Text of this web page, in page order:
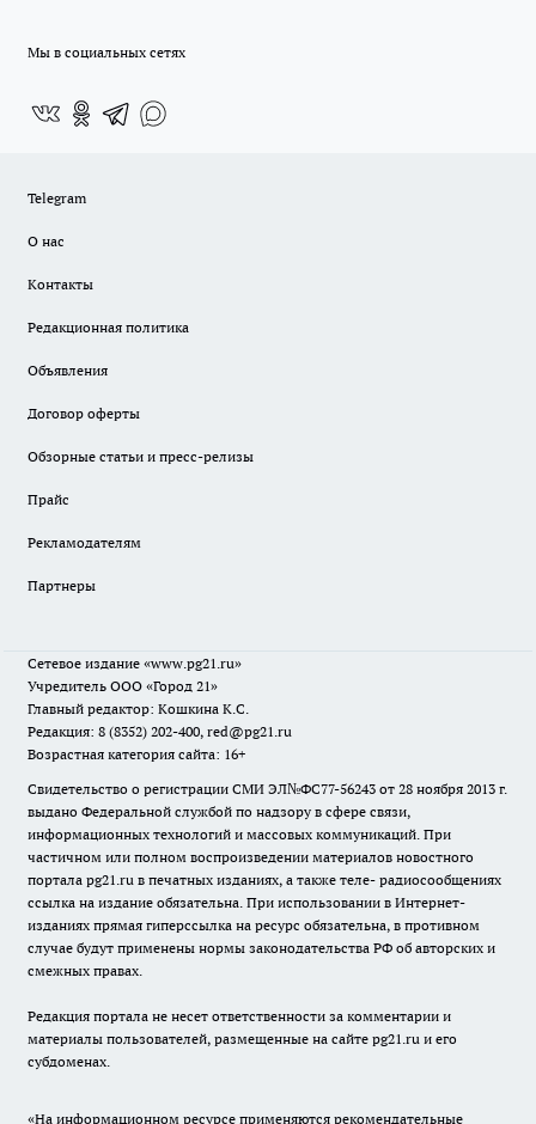
Мы в социальных сетях
Telegram
О нас
Контакты
Редакционная политика
Объявления
Договор оферты
Обзорные статьи и пресс-релизы
Прайс
Рекламодателям
Партнеры
Сетевое издание «www.pg21.ru»
Учредитель ООО «Город 21»
Главный редактор: Кошкина К.С.
Редакция: 8 (8352) 202-400, red@pg21.ru
Возрастная категория сайта: 16+
Свидетельство о регистрации СМИ ЭЛ№ФС77-56243 от 28 ноября 2013 г.
выдано Федеральной службой по надзору в сфере связи,
информационных технологий и массовых коммуникаций. При
частичном или полном воспроизведении материалов новостного
портала pg21.ru в печатных изданиях, а также теле- радиосообщениях
ссылка на издание обязательна. При использовании в Интернет-
изданиях прямая гиперссылка на ресурс обязательна, в противном
случае будут применены нормы законодательства РФ об авторских и
смежных правах.
Редакция портала не несет ответственности за комментарии и
материалы пользователей, размещенные на сайте pg21.ru и его
субдоменах.
«На информационном ресурсе применяются рекомендательные